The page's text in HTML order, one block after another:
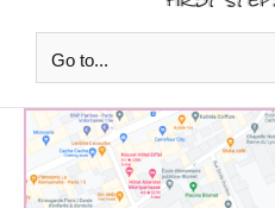
Go to...